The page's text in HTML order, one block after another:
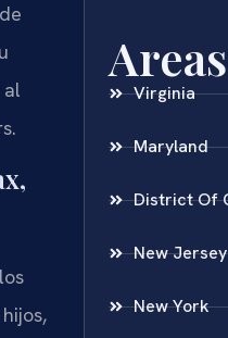
Virginia
Maryland
District Of
New Jersey
New York